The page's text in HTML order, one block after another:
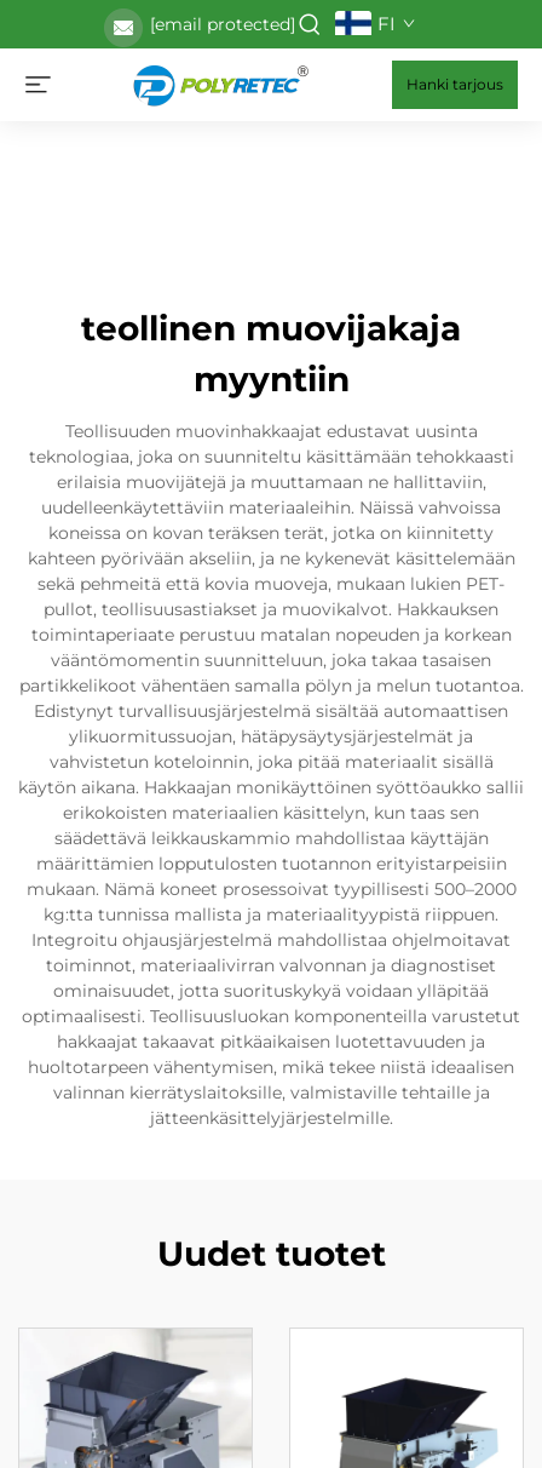
[email protected] FI
Hanki tarjous
teollinen muovijakaja
myyntiin
Teollisuuden muovinhakkaajat edustavat uusinta
teknologiaa, joka on suunniteltu käsittämään tehokkaasti
erilaisia muovijätejä ja muuttamaan ne hallittaviin,
uudelleenkäytettäviin materiaaleihin. Näissä vahvoissa
koneissa on kovan teräksen terät, jotka on kiinnitetty
kahteen pyörivään akseliin, ja ne kykenevät käsittelemään
sekä pehmeitä että kovia muoveja, mukaan lukien PET-
pullot, teollisuusastiakset ja muovikalvot. Hakkauksen
toimintaperiaate perustuu matalan nopeuden ja korkean
vääntömomentin suunnitteluun, joka takaa tasaisen
partikkelikoot vähentäen samalla pölyn ja melun tuotantoa.
Edistynyt turvallisuusjärjestelmä sisältää automaattisen
ylikuormitussuojan, hätäpysäytysjärjestelmät ja
vahvistetun koteloinnin, joka pitää materiaalit sisällä
käytön aikana. Hakkaajan monikäyttöinen syöttöaukko sallii
erikokoisten materiaalien käsittelyn, kun taas sen
säädettävä leikkauskammio mahdollistaa käyttäjän
määrittämien lopputulosten tuotannon erityistarpeisiin
mukaan. Nämä koneet prosessoivat tyypillisesti 500–2000
kg:tta tunnissa mallista ja materiaalityypistä riippuen.
Integroitu ohjausjärjestelmä mahdollistaa ohjelmoitavat
toiminnot, materiaalivirran valvonnan ja diagnostiset
ominaisuudet, jotta suorituskykyä voidaan ylläpitää
optimaalisesti. Teollisuusluokan komponenteilla varustetut
hakkaajat takaavat pitkäaikaisen luotettavuuden ja
huoltotarpeen vähentymisen, mikä tekee niistä ideaalisen
valinnan kierrätyslaitoksille, valmistaville tehtaille ja
jätteenkäsittelyjärjestelmille.
Uudet tuotet